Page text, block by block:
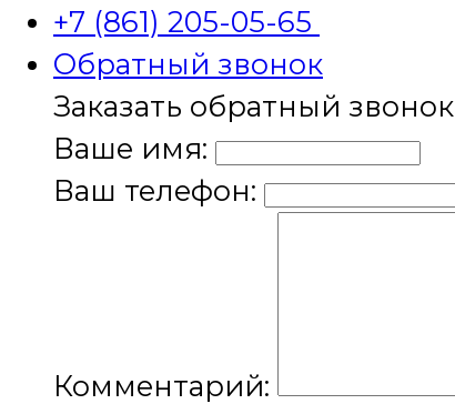
+7 (861) 205-05-65
Обратный звонок
Заказать обратный звонок
Ваше имя:
Ваш телефон:
Комментарий: